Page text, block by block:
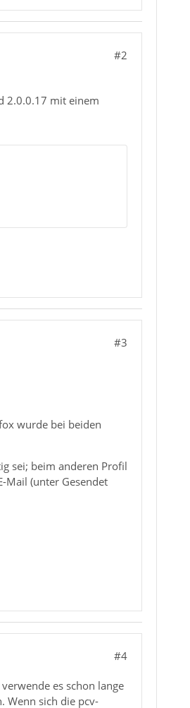
#2
2.0.0.17 mit einem
#3
wurde bei beiden
sei; beim anderen Profil
Mail (unter Gesendet
#4
es schon lange
Wenn sich die pcv-